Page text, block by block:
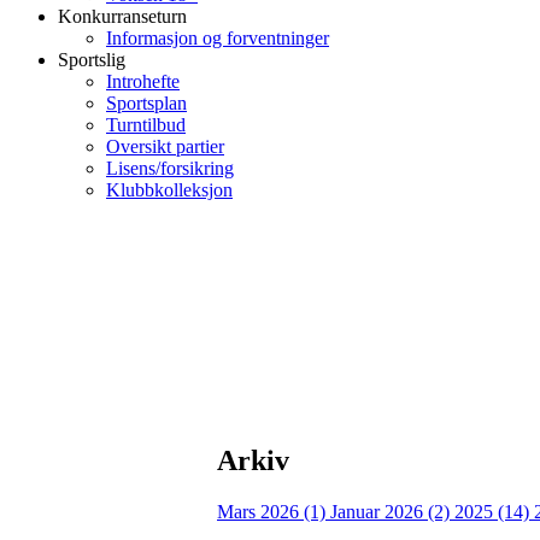
Konkurranseturn
Informasjon og forventninger
Sportslig
Introhefte
Sportsplan
Turntilbud
Oversikt partier
Lisens/forsikring
Klubbkolleksjon
Arkiv
Mars 2026 (1) Januar 2026 (2) 2025 (14)